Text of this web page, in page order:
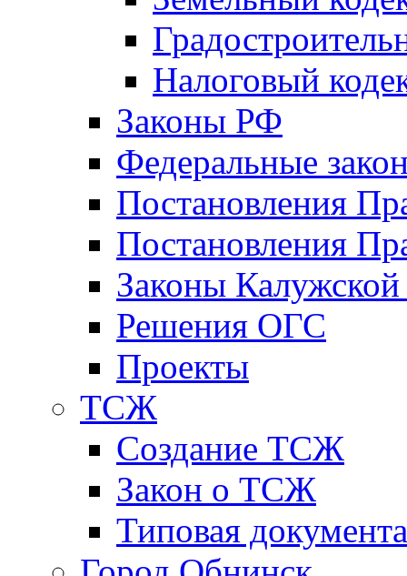
Налоговый
Законы РФ
Федеральные
Постановления
Постановления
Законы Калужской
Решения ОГС
Проекты
ТСЖ
Создание ТСЖ
Закон о ТСЖ
Типовая